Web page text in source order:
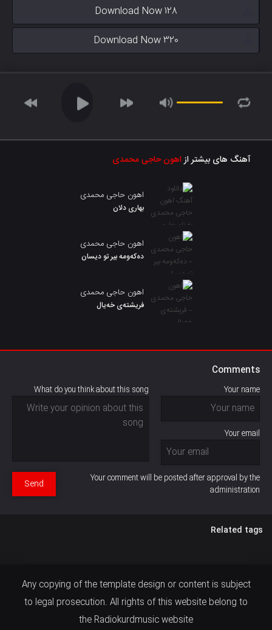
Download Now 128
Download Now 320
آهنگ های بیشتر ازاهون حاجی محمدی
اهون حاجی محمدی
بهاری دلان
اهون حاجی محمدی
دەکەومە بیر تو دیسان
اهون حاجی محمدی
فریشتەی خەیال
Comments
Your name
Your email
What do you think about this song
Your comment will be posted after approval by the
administration
Send
Related tags
Any copying of the template design or content is subject
to legal prosecution. All rights of this website belong to
the Radiokurdmusic website